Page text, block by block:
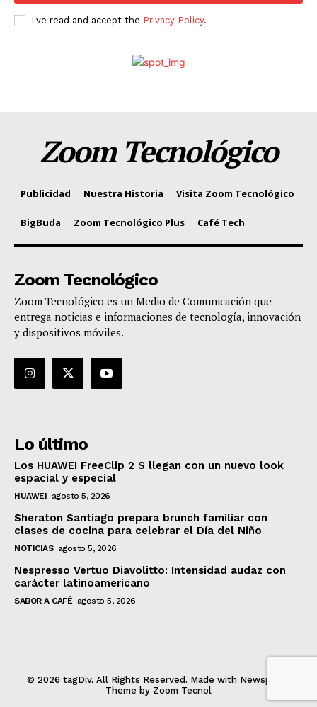
I've read and accept the Privacy Policy.
Zoom Tecnológico
Publicidad Nuestra Historia Visita Zoom Tecnológico
BigBuda Zoom Tecnológico Plus Café Tech
Zoom Tecnológico
Zoom Tecnológico es un Medio de Comunicación que
entrega noticias e informaciones de tecnología, innovación
y dispositivos móviles.
Lo último
Los HUAWEI FreeClip 2 S llegan con un nuevo look
espacial y especial
HUAWEI agosto 5, 2026
Sheraton Santiago prepara brunch familiar con
clases de cocina para celebrar el Día del Niño
NOTICIAS agosto 5, 2026
Nespresso Vertuo Diavolitto: Intensidad audaz con
carácter latinoamericano
SABOR A CAFÉ agosto 5, 2026
© 2026 tagDiv. All Rights Reserved. Made with Newspaper
Theme by Zoom Tecnol